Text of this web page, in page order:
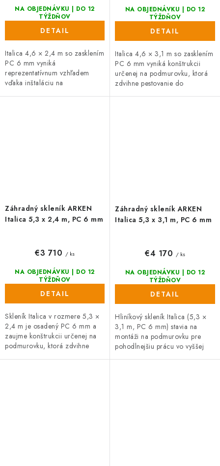
NA OBJEDNÁVKU | DO 12
TÝŽDŇOV
DETAIL
Italica 4,6 × 2,4 m so zasklením
PC 6 mm vyniká
reprezentatívnum vzhľadem
vďaka inštaláciu na
NA OBJEDNÁVKU | DO 12
TÝŽDŇOV
DETAIL
Italica 4,6 × 3,1 m so zasklením
PC 6 mm vyniká konštrukcii
určenej na podmurovku, ktorá
zdvihne pestovanie do
Záhradný skleník ARKEN
Italica 5,3 x 2,4 m, PC 6 mm
NA OBJEDNÁVKU | DO 12
TÝŽDŇOV
€3 710 / ks
DETAIL
Skleník Italica v rozmere 5,3 ×
2,4 m je osadený PC 6 mm a
zaujme konštrukcii určenej na
podmurovku, ktorá zdvihne
Záhradný skleník ARKEN
Italica 5,3 x 3,1 m, PC 6 mm
NA OBJEDNÁVKU | DO 12
TÝŽDŇOV
€4 170 / ks
DETAIL
Hliníkový skleník Italica (5,3 ×
3,1 m, PC 6 mm) stavia na
montáži na podmurovku pre
pohodlnejšiu prácu vo vyššej